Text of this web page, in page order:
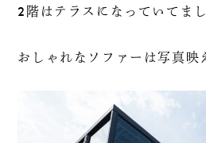
2階はテラスになっていてまし
おしゃれなソファーは写真映